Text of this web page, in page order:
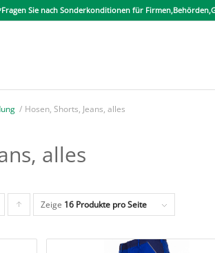
Sie nach Sonderkonditionen für
/ Hosen, Shorts, Jeans, alles
alles
Klicken
Zeige 16 Produkte pro Seite